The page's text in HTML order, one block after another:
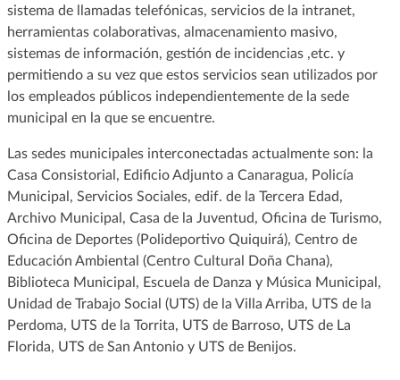
sistema de llamadas telefónicas, servicios de la intranet,
herramientas colaborativas, almacenamiento masivo,
sistemas de información, gestión de incidencias ,etc. y
permitiendo a su vez que estos servicios sean utilizados por
los empleados públicos independientemente de la sede
municipal en la que se encuentre.
Las sedes municipales interconectadas actualmente son: la
Casa Consistorial, Edificio Adjunto a Canaragua, Policía
Municipal, Servicios Sociales, edif. de la Tercera Edad,
Archivo Municipal, Casa de la Juventud, Oficina de Turismo,
Oficina de Deportes (Polideportivo Quiquirá), Centro de
Educación Ambiental (Centro Cultural Doña Chana),
Biblioteca Municipal, Escuela de Danza y Música Municipal,
Unidad de Trabajo Social (UTS) de la Villa Arriba, UTS de la
Perdoma, UTS de la Torrita, UTS de Barroso, UTS de La
Florida, UTS de San Antonio y UTS de Benijos.